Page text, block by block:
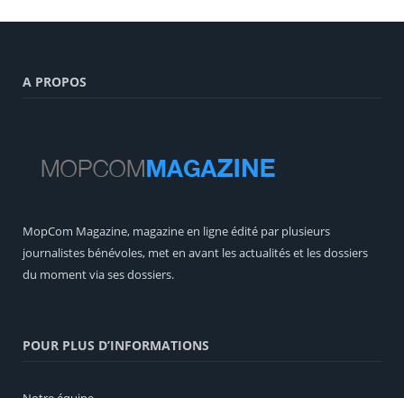
A PROPOS
MopCom Magazine, magazine en ligne édité par plusieurs
journalistes bénévoles, met en avant les actualités et les dossiers
du moment via ses dossiers.
POUR PLUS D’INFORMATIONS